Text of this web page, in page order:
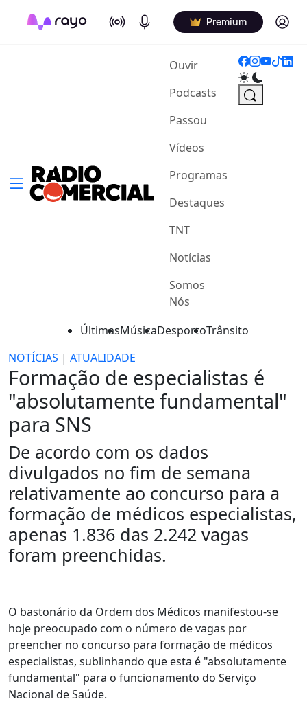
On Air Podcasts Premium Log in
Ouvir(current)
Podcasts
Passou
Vídeos
Programas
Destaques
TNT
Notícias
Somos
Nós
ÚltimasMúsicaDesportoTrânsito
NOTÍCIAS | ATUALIDADE
Formação de especialistas é
"absolutamente fundamental"
para SNS
De acordo com os dados
divulgados no fim de semana
relativamente ao concurso para a
formação de médicos especialistas,
apenas 1.836 das 2.242 vagas
foram preenchidas.
O bastonário da Ordem dos Médicos manifestou-se
hoje preocupado com o número de vagas por
preencher no concurso para formação de médicos
especialistas, sublinhando que esta é "absolutamente
fundamental" para o funcionamento do Serviço
Nacional de Saúde.